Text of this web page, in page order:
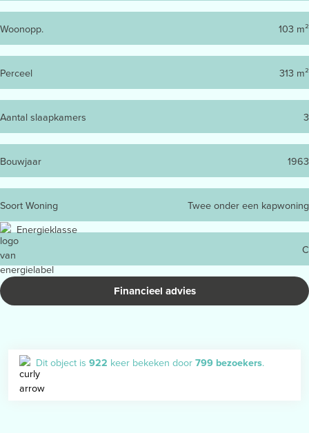
Woonopp. 103 m²
Perceel 313 m²
Aantal slaapkamers 3
Bouwjaar 1963
Soort Woning
Twee onder een kapwoning
Energieklasse
C
Financieel advies
Dit object is 922 keer bekeken door799 bezoekers.